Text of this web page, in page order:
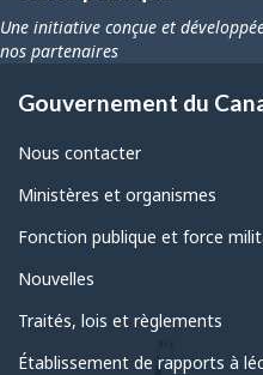
Une initiative conçue et
nos partenaires
Gouvernement du
Nous contacter
Ministères et organismes
Fonction publique et force
Nouvelles
Traités, lois et règlements
Établissement de rapports à